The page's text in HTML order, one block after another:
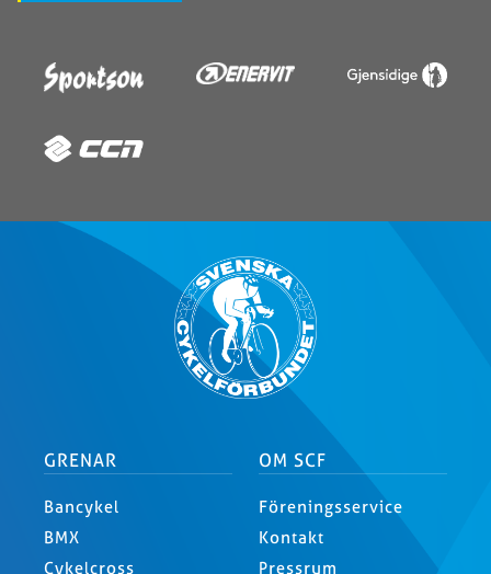
GRENAR
Bancykel
BMX
Cykelcross
OM SCF
Föreningsservice
Kontakt
Pressrum